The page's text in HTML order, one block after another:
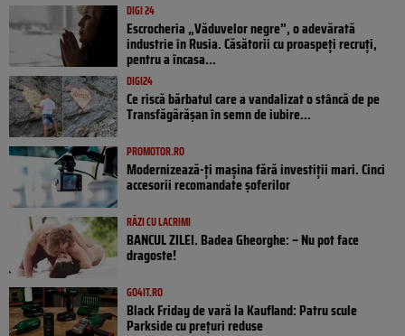
DIGI 24
Escrocheria „Văduvelor negre”, o adevărată
industrie în Rusia. Căsătorii cu proaspeți recruți,
pentru a încasa...
DIGI24
Ce riscă bărbatul care a vandalizat o stâncă de pe
Transfăgărășan în semn de iubire...
PROMOTOR.RO
Modernizează-ți mașina fără investiții mari. Cinci
accesorii recomandate șoferilor
RÂZI CU LACRIMI
BANCUL ZILEI. Badea Gheorghe: – Nu pot face
dragoste!
GO4IT.RO
Black Friday de vară la Kaufland: Patru scule
Parkside cu prețuri reduse